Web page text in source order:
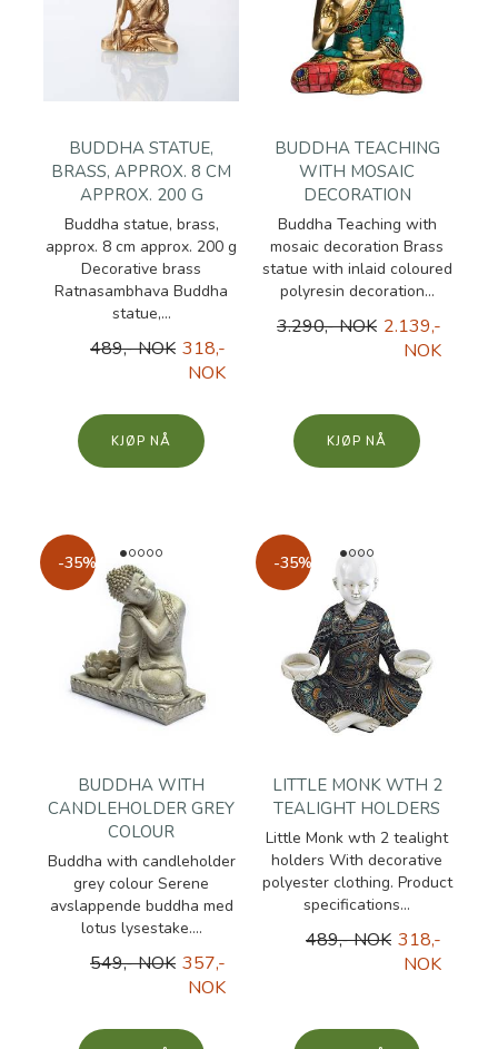
BUDDHA STATUE,
BRASS, APPROX. 8 CM
APPROX. 200 G
Buddha statue, brass,
approx. 8 cm approx. 200 g
Decorative brass
Ratnasambhava Buddha
statue,...
489,- NOK 318,-
NOK
KJØP
BUDDHA TEACHING
WITH MOSAIC
DECORATION
Buddha Teaching with
mosaic decoration Brass
statue with inlaid coloured
polyresin decoration...
3.290,- NOK 2.139,-
NOK
KJØP
-35%
BUDDHA WITH
CANDLEHOLDER GREY
COLOUR
Buddha with candleholder
grey colour Serene
avslappende buddha med
lotus lysestake....
549,- NOK 357,-
NOK
-35%
LITTLE MONK WTH 2
TEALIGHT HOLDERS
Little Monk wth 2 tealight
holders With decorative
polyester clothing. Product
specifications...
489,- NOK 318,-
NOK